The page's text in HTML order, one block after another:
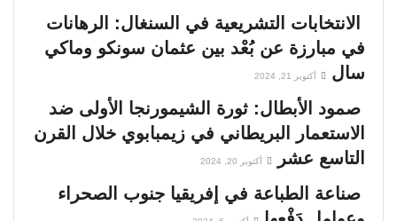
الانتخابات التشريعية في السنغال: الرهانات
في مبارزة عن بُعْد بين عثمان سونكو وماكي
سال
أكتوبر 21, 2024
صمود الأبطال: ثورة الشيمورنجا الأولى ضد
الاستعمار البريطاني في زيمبابوي خلال القرن
التاسع عشر
أكتوبر 20, 2024
صناعة الطباعة في إفريقيا جنوب الصحراء